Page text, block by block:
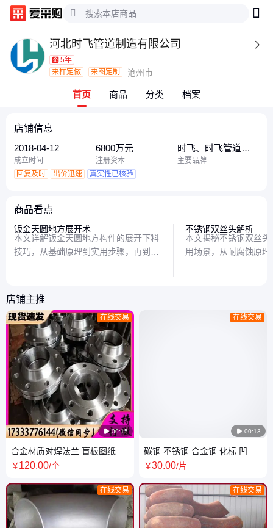
河北时飞管道制造有限公司 
5年
来样定做
来图定制 沧州市
首页 商品 分类 档案
店铺信息
2018-04-12
成立时间
6800万元
注册资本
时飞、时飞管道、
利航
主要品牌
回复及时
出价迅速 真实性已核验
商品看点
钣金天圆地方展开术
本文详解钣金天圆地方构件的展开下料
技巧，从基础原理到实用步骤，再到常
不锈钢双丝头解析
本文揭秘不锈钢双丝
用场景，从耐腐蚀原
店铺主推
 00:15
在线交易
合金材质对焊法兰 盲板图纸定
做Q345E A105 WN DN450
￥120.00/个
在线交易
 00:13
在线交易
碳钢 不锈钢 合金钢 化标 凹凸
面高压对焊法兰盲板 WN DN80
￥30.00/片
在线交易